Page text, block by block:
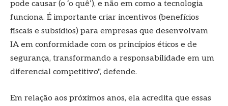
pode causar (o ‘o quê’), e não em como a tecnologia
funciona. É importante criar incentivos (benefícios
fiscais e subsídios) para empresas que desenvolvam
IA em conformidade com os princípios éticos e de
segurança, transformando a responsabilidade em um
diferencial competitivo", defende.
Em relação aos próximos anos, ela acredita que essas